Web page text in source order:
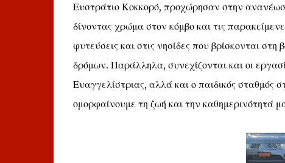
Ευστράτιο Κοκκορό, προχώρησαν στην
δίνοντας χρώμα στον κόμβο και τις
φυτεύσεις και στις νησίδες που βρίσκονται
δρόμων. Παράλληλα, συνεχίζονται και οι
Ευαγγελίστριας, αλλά και ο παιδικός
ομορφαίνουμε τη ζωή και την καθημερινότητά